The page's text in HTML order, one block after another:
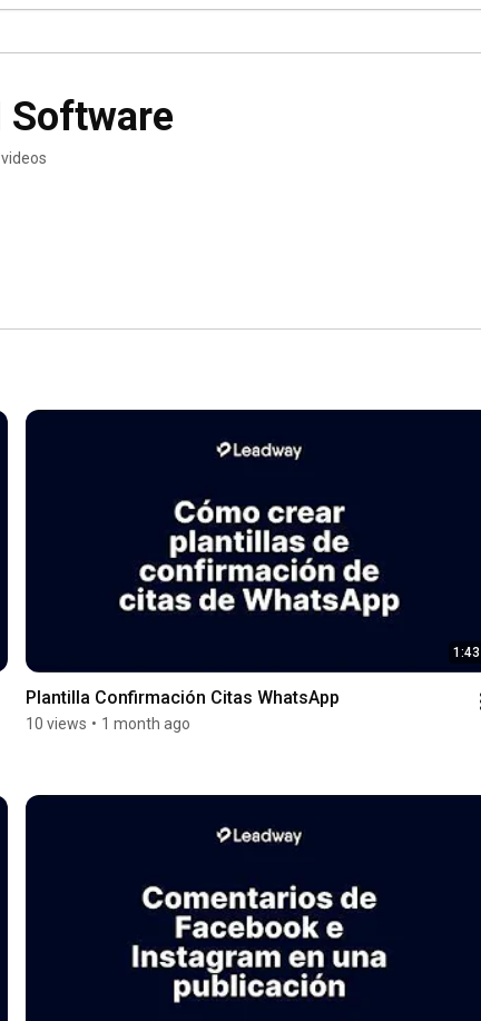
Software
1:43
Plantilla Confirmación Citas WhatsApp
10 views • 1 month ago